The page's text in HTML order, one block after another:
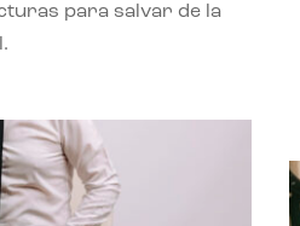
para salvar de la